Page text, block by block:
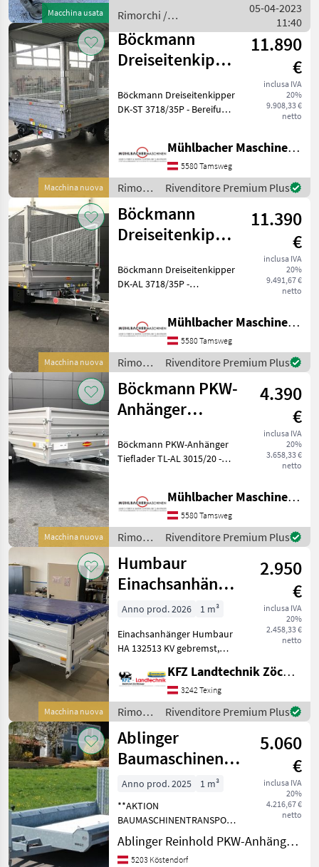
Macchina usata
Rimorchi /
Sonstige
05-04-2023
11:40
Macchina nuova
Böckmann
Dreiseitenkipper
11.890
€
inclusa IVA
20%
9.908,33 €
netto
Böckmann Dreiseitenkipper
DK-ST 3718/35P - Bereifung
Schwerlast-Automatik-
Stützrad - Stahlbordwände
400mm hoch -
Mühlbacher Maschinen GmbH
5580 Tamsweg
Rimorchi
/
Böckmann
Rivenditore Premium Plus
Macchina nuova
Böckmann
Dreiseitenkipper
11.390
€
inclusa IVA
20%
9.491,67 €
netto
Böckmann Dreiseitenkipper
DK-AL 3718/35P -
- elektr. Hydraulikpumpe
mit Batterie und
Nothandpumpe - 4
Zurrbüge
Mühlbacher Maschinen GmbH
5580 Tamsweg
Rimorchi
/
Böckmann
Rivenditore Premium Plus
Macchina nuova
Böckmann PKW-
Anhänger
3015/20
4.390
€
inclusa IVA
20%
3.658,33 €
netto
Böckmann PKW-Anhänger
Tieflader TL-AL 3015/20 -
Einzelradfederung -
freitragende Deichsellänge
1250mm - Bordwände Alu-
eloxier
Mühlbacher Maschinen GmbH
5580 Tamsweg
Rimorchi
/
Böckmann
Rivenditore Premium Plus
Macchina nuova
Humbaur
Einachsanhänger
HA 132513 KV
gebremst
2.950
€
inclusa IVA
20%
2.458,33 €
netto
Anno prod. 2026
1 m³
Einachsanhänger Humbaur
HA 132513 KV gebremst,
2510 x 1310 x 350 mm, 1300
kg Gesamtgewicht,
Bordwände ALU-Eloxiert, 2-
Seitig abklapp u.- a
KFZ Landtechnik Zöchbauer GmbH
3242 Texing
Rimorchi
/
Humbaur
Rivenditore Premium Plus
Ablinger
Baumaschinentransporter
TERRAX 3000
2940 x1500mm
5.060
€
inclusa IVA
20%
4.216,67 €
netto
Anno prod. 2025
1 m³
**AKTION
BAUMASCHINENTRANSPORTER**
Doppelachsanhänger,
gebremste Ausführung
Auflaufeinrichtung ALKO
Ablinger Reinhold PKW-Anhänger und Fahrzeugbau Ges.m.b.H.
5203 Köstendorf